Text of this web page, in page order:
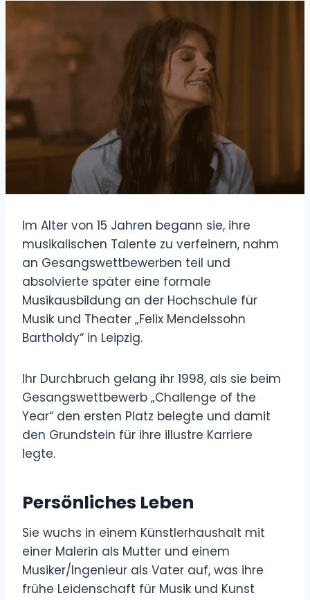
Im Alter von 15 Jahren begann sie, ihre
musikalischen Talente zu verfeinern, nahm
an Gesangswettbewerben teil und
absolvierte später eine formale
Musikausbildung an der Hochschule für
Musik und Theater „Felix Mendelssohn
Bartholdy“ in Leipzig.
Ihr Durchbruch gelang ihr 1998, als sie beim
Gesangswettbewerb „Challenge of the
Year“ den ersten Platz belegte und damit
den Grundstein für ihre illustre Karriere
legte.
Persönliches Leben
Sie wuchs in einem Künstlerhaushalt mit
einer Malerin als Mutter und einem
Musiker/Ingenieur als Vater auf, was ihre
frühe Leidenschaft für Musik und Kunst